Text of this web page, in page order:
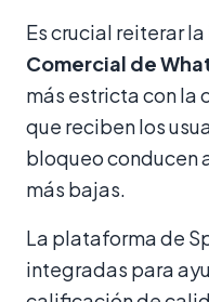
Es crucial reiterar
Comercial de
más estricta con la
que reciben los
bloqueo conducen
más bajas.
La plataforma de
integradas para